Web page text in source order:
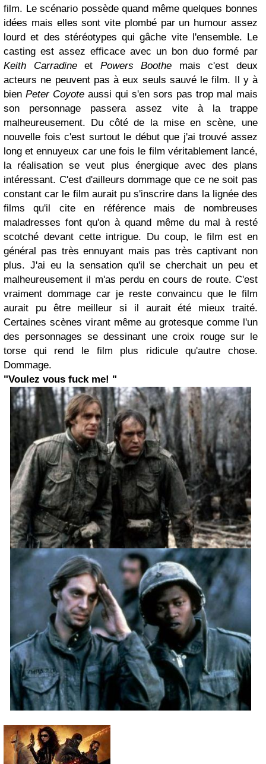
film. Le scénario possède quand même quelques bonnes
idées mais elles sont vite plombé par un humour assez
lourd et des stéréotypes qui gâche vite l'ensemble. Le
casting est assez efficace avec un bon duo formé par
Keith Carradineet Powers Boothe mais c'est deux
acteurs ne peuvent pas à eux seuls sauvé le film. Il y à
bien Peter Coyote aussi qui s'en sors pas trop mal mais
son personnage passera assez vite à la trappe
malheureusement. Du côté de la mise en scène, une
nouvelle fois c'est surtout le début que j'ai trouvé assez
long et ennuyeux car une fois le film véritablement lancé,
la réalisation se veut plus énergique avec des plans
intéressant. C'est d'ailleurs dommage que ce ne soit pas
constant car le film aurait pu s'inscrire dans la lignée des
films qu'il cite en référence mais de nombreuses
maladresses font qu'on à quand même du mal à resté
scotché devant cette intrigue. Du coup, le film est en
général pas très ennuyant mais pas très captivant non
plus. J'ai eu la sensation qu'il se cherchait un peu et
malheureusement il m'as perdu en cours de route. C'est
vraiment dommage car je reste convaincu que le film
aurait pu être meilleur si il aurait été mieux traité.
Certaines scènes virant même au grotesque comme l'un
des personnages se dessinant une croix rouge sur le
torse qui rend le film plus ridicule qu'autre chose.
Dommage.
"Voulez vous fuck me! "